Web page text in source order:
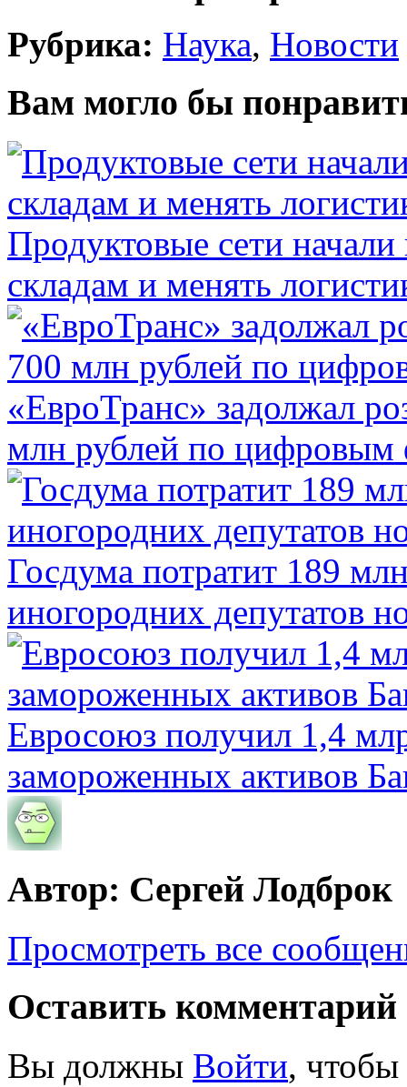
Рубрика: Наука, Новости
Вам могло бы
Продуктовые сети начали
складам и менять
«ЕвроТранс» задолжал
млн рублей по цифровым
Госдума потратит 189
иногородних депутатов
Евросоюз получил 1,4
замороженных активов
Автор: Сергей Лодброк
Просмотреть все
Оставить комментарий
Вы должны Войти, чтобы